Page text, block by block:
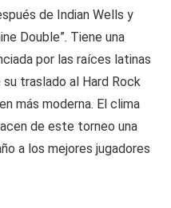
de Indian Wells y
Double”. Tiene una
por las raíces latinas
traslado al Hard Rock
más moderna. El clima
de este torneo una
a los mejores jugadores